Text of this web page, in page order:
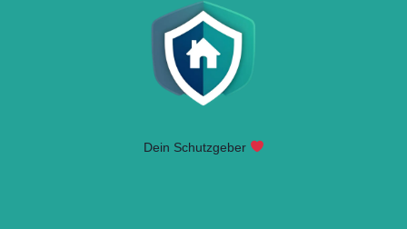
Dein Schutzgeber